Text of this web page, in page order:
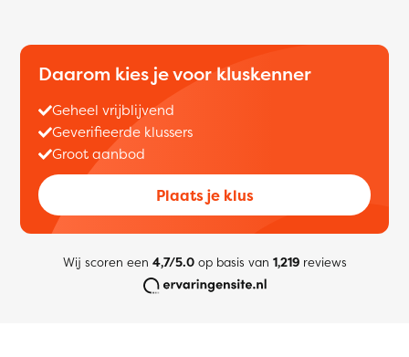
Daarom kies je voor kluskenner
Geheel vrijblijvend
Geverifieerde klussers
Groot aanbod
Plaats je klus
Wij scoren een 4,7/5.0op basis van 1,219reviews